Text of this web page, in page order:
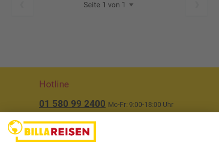
Seite 1 von 1
Hotline
01 580 99 2400 Mo-Fr: 9:00-18:00 Uhr